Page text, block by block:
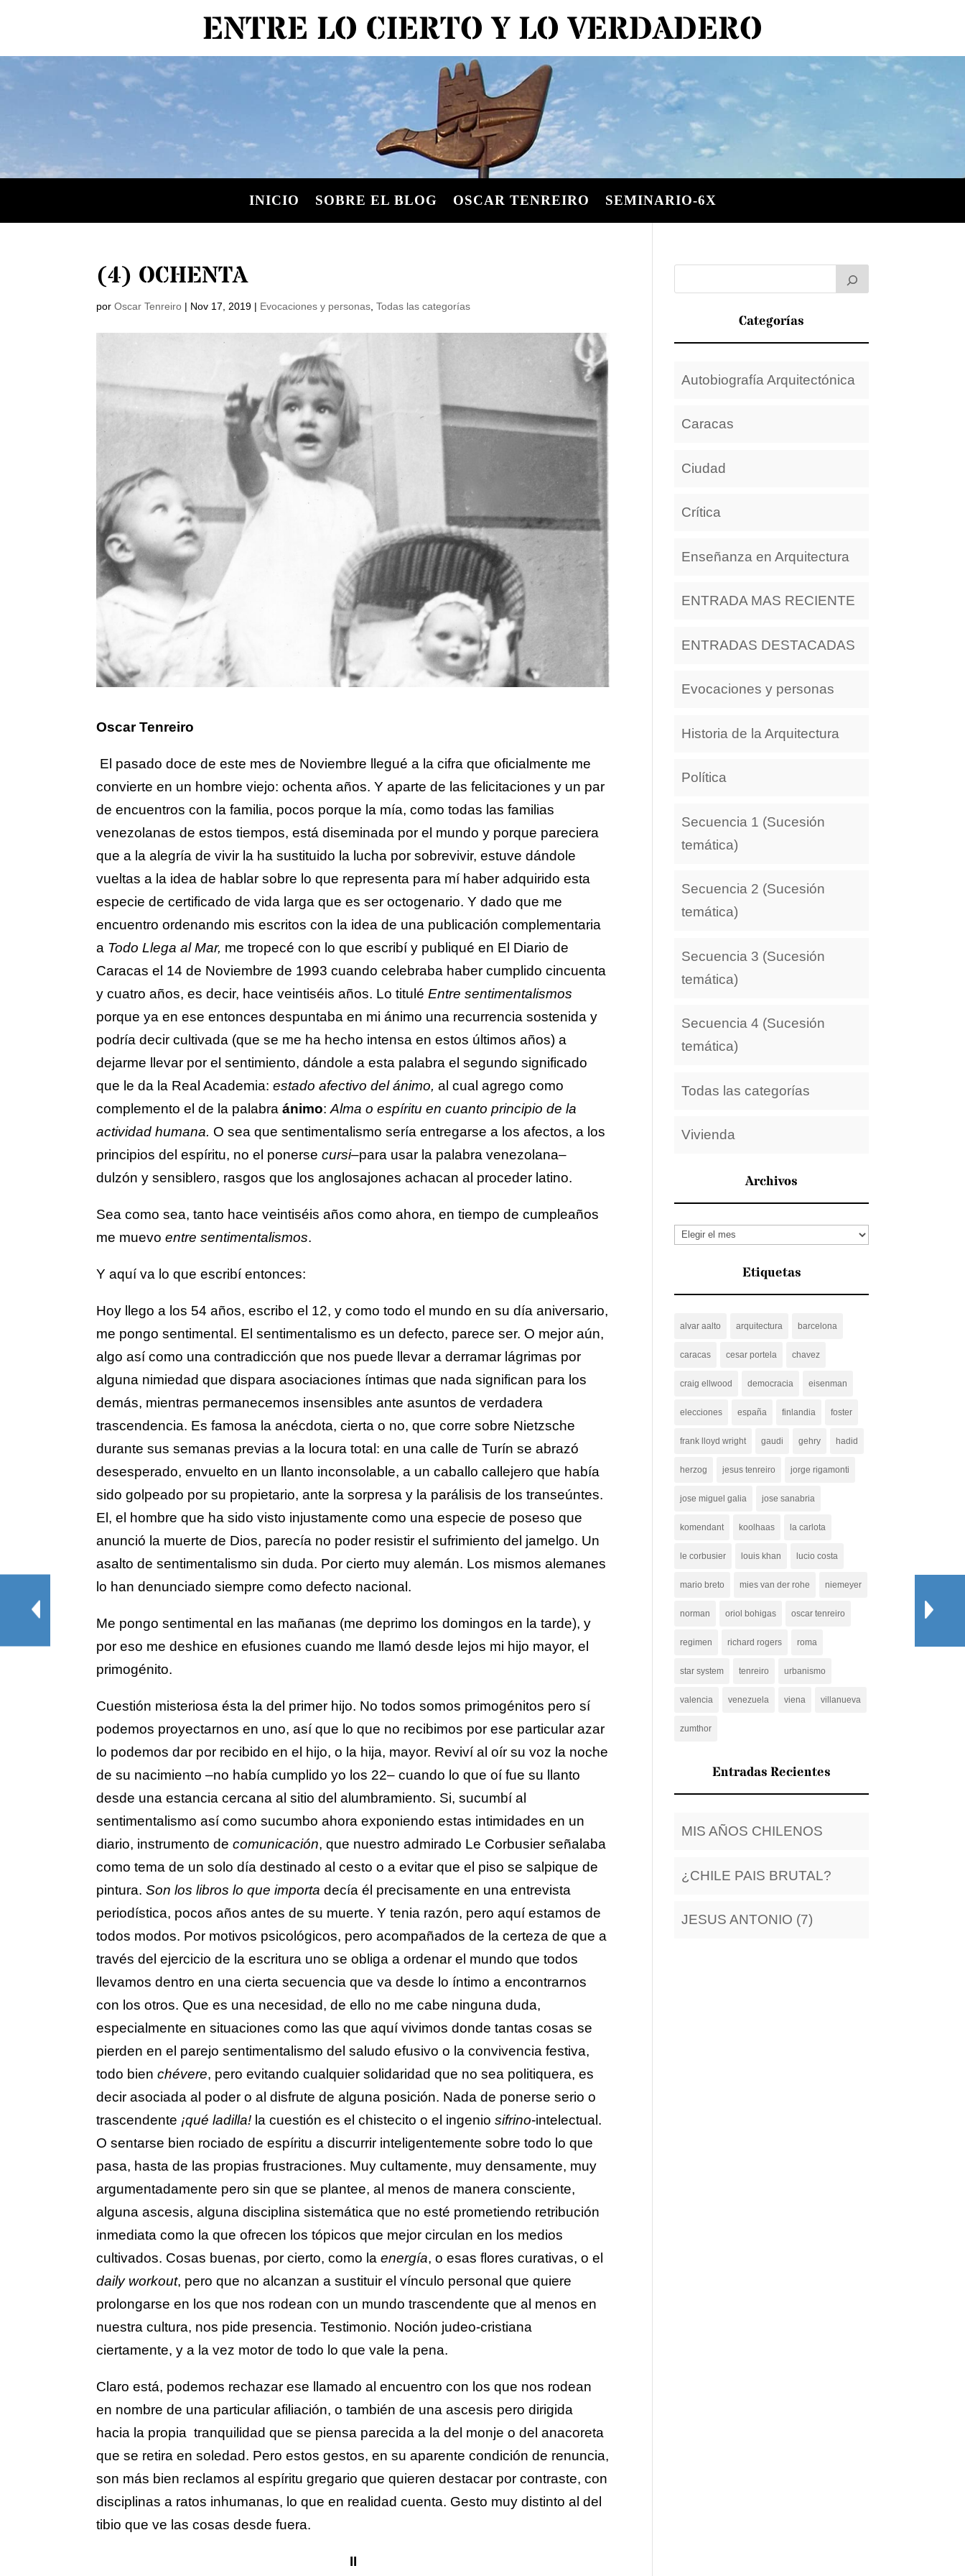
ENTRE LO CIERTO Y LO VERDADERO
INICIO SOBRE EL BLOG OSCAR TENREIRO SEMINARIO-6X
(4) OCHENTA
porOscar Tenreiro | Nov 17, 2019 | Evocaciones y personas ,Todas las categorías
Oscar Tenreiro
El pasado doce de este mes de Noviembre llegué a la cifra que oficialmente me
convierte en un hombre viejo: ochenta años. Y aparte de las felicitaciones y un par
de encuentros con la familia, pocos porque la mía, como todas las familias
venezolanas de estos tiempos, está diseminada por el mundo y porque pareciera
que a la alegría de vivir la ha sustituido la lucha por sobrevivir, estuve dándole
vueltas a la idea de hablar sobre lo que representa para mí haber adquirido esta
especie de certificado de vida larga que es ser octogenario. Y dado que me
encuentro ordenando mis escritos con la idea de una publicación complementaria
a Todo Llega al Mar, me tropecé con lo que escribí y publiqué en El Diario de
Caracas el 14 de Noviembre de 1993 cuando celebraba haber cumplido cincuenta
y cuatro años, es decir, hace veintiséis años. Lo tituléEntre sentimentalismos
porque ya en ese entonces despuntaba en mi ánimo una recurrencia sostenida y
podría decir cultivada (que se me ha hecho intensa en estos últimos años) a
dejarme llevar por el sentimiento, dándole a esta palabra el segundo significado
que le da la Real Academia:estado afectivo del ánimo,al cual agrego como
complemento el de la palabraánimo:Alma o espíritu en cuanto principio de la
actividad humana. O sea que sentimentalismo sería entregarse a los afectos, a los
principios del espíritu, no el ponersecursi–para usar la palabra venezolana–
dulzón y sensiblero, rasgos que los anglosajones achacan al proceder latino.
Sea como sea, tanto hace veintiséis años como ahora, en tiempo de cumpleaños
me muevoentre sentimentalismos.
Y aquí va lo que escribí entonces:
Hoy llego a los 54 años, escribo el 12, y como todo el mundo en su día aniversario,
me pongo sentimental. El sentimentalismo es un defecto, parece ser. O mejor aún,
algo así como una contradicción que nos puede llevar a derramar lágrimas por
alguna nimiedad que dispara asociaciones íntimas que nada significan para los
demás, mientras permanecemos insensibles ante asuntos de verdadera
trascendencia. Es famosa la anécdota, cierta o no, que corre sobre Nietzsche
durante sus semanas previas a la locura total: en una calle de Turín se abrazó
desesperado, envuelto en un llanto inconsolable, a un caballo callejero que había
sido golpeado por su propietario, ante la sorpresa y la parálisis de los transeúntes.
El, el hombre que ha sido visto injustamente como una especie de poseso que
anunció la muerte de Dios, parecía no poder resistir el sufrimiento del jamelgo. Un
asalto de sentimentalismo sin duda. Por cierto muy alemán. Los mismos alemanes
lo han denunciado siempre como defecto nacional.
Me pongo sentimental en las mañanas (me deprimo los domingos en la tarde), y
por eso me deshice en efusiones cuando me llamó desde lejos mi hijo mayor, el
primogénito.
Cuestión misteriosa ésta la del primer hijo. No todos somos primogénitos pero sí
podemos proyectarnos en uno, así que lo que no recibimos por ese particular azar
lo podemos dar por recibido en el hijo, o la hija, mayor. Reviví al oír su voz la noche
de su nacimiento –no había cumplido yo los 22– cuando lo que oí fue su llanto
desde una estancia cercana al sitio del alumbramiento. Si, sucumbí al
sentimentalismo así como sucumbo ahora exponiendo estas intimidades en un
diario, instrumento decomunicación, que nuestro admirado Le Corbusier señalaba
como tema de un solo día destinado al cesto o a evitar que el piso se salpique de
pintura.Son los libros lo que importadecía él precisamente en una entrevista
periodística, pocos años antes de su muerte. Y tenia razón, pero aquí estamos de
todos modos. Por motivos psicológicos, pero acompañados de la certeza de que a
través del ejercicio de la escritura uno se obliga a ordenar el mundo que todos
llevamos dentro en una cierta secuencia que va desde lo íntimo a encontrarnos
con los otros. Que es una necesidad, de ello no me cabe ninguna duda,
especialmente en situaciones como las que aquí vivimos donde tantas cosas se
pierden en el parejo sentimentalismo del saludo efusivo o la convivencia festiva,
todo bienchévere, pero evitando cualquier solidaridad que no sea politiquera, es
decir asociada al poder o al disfrute de alguna posición. Nada de ponerse serio o
trascendente ¡qué ladilla! la cuestión es el chistecito o el ingeniosifrino-intelectual.
O sentarse bien rociado de espíritu a discurrir inteligentemente sobre todo lo que
pasa, hasta de las propias frustraciones. Muy cultamente, muy densamente, muy
argumentadamente pero sin que se plantee, al menos de manera consciente,
alguna ascesis, alguna disciplina sistemática que no esté prometiendo retribución
inmediata como la que ofrecen los tópicos que mejor circulan en los medios
cultivados. Cosas buenas, por cierto, como laenergía, o esas flores curativas, o el
daily workout, pero que no alcanzan a sustituir el vínculo personal que quiere
prolongarse en los que nos rodean con un mundo trascendente que al menos en
nuestra cultura, nos pide presencia. Testimonio. Noción judeo-cristiana
ciertamente, y a la vez motor de todo lo que vale la pena.
Claro está, podemos rechazar ese llamado al encuentro con los que nos rodean
en nombre de una particular afiliación, o también de una ascesis pero dirigida
hacia la propia tranquilidad que se piensa parecida a la del monje o del anacoreta
que se retira en soledad. Pero estos gestos, en su aparente condición de renuncia,
son más bien reclamos al espíritu gregario que quieren destacar por contraste, con
disciplinas a ratos inhumanas, lo que en realidad cuenta. Gesto muy distinto al del
tibio que ve las cosas desde fuera.
II
Categorías
Autobiografía Arquitectónica
Caracas
Ciudad
Crítica
Enseñanza en Arquitectura
ENTRADA MAS RECIENTE
ENTRADAS DESTACADAS
Evocaciones y personas
Historia de la Arquitectura
Política
Secuencia 1 (Sucesión
temática)
Secuencia 2 (Sucesión
temática)
Secuencia 3 (Sucesión
temática)
Secuencia 4 (Sucesión
temática)
Todas las categorías
Vivienda
Archivos
Archivos
Etiquetas
alvar aalto arquitectura barcelona
caracas cesar portela chavez
craig ellwood democracia eisenman
elecciones españa finlandia foster
frank lloyd wright gaudi gehry hadid
herzog jesus tenreiro jorge rigamonti
jose miguel galia jose sanabria
komendant koolhaas la carlota
le corbusier louis khan lucio costa
mario breto mies van der rohe niemeyer
norman oriol bohigas oscar tenreiro
regimen richard rogers roma
star system tenreiro urbanismo
valencia venezuela viena villanueva
zumthor
Entradas Recientes
MIS AÑOS CHILENOS
¿CHILE PAIS BRUTAL?
JESUS ANTONIO (7)